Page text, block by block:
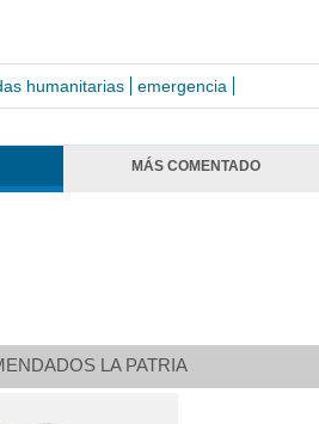
humanitarias emergencia
MÁS COMENTADO
LA PATRIA